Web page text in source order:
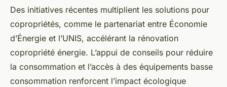
Des initiatives récentes multiplient les solutions pour
copropriétés, comme le partenariat entre Économie
d’Énergie et l’UNIS, accélérant la rénovation
copropriété énergie. L’appui de conseils pour réduire
la consommation et l’accès à des équipements basse
consommation renforcent l’impact écologique